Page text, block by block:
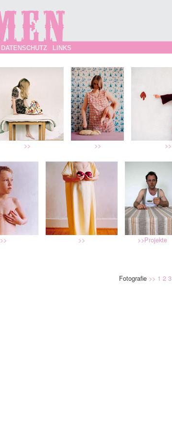
DATENSCHUTZ LINKS
>> >> >>
>> >> >>Projekte
Fotografie >> 1 2 3